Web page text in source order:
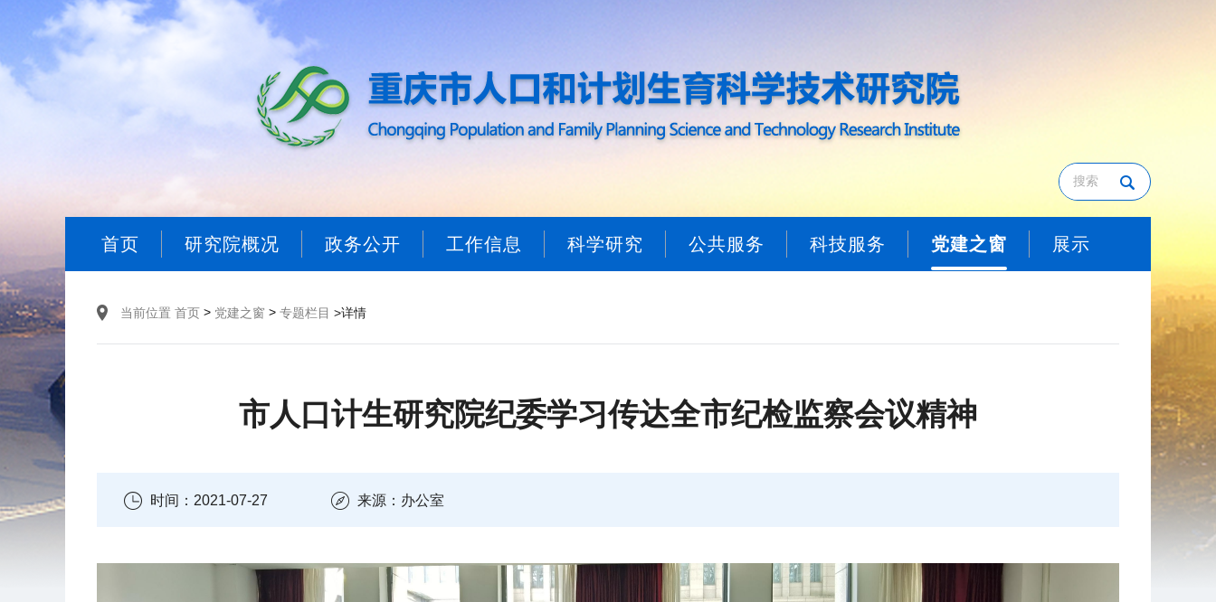
首页 研究院概况 政务公开 工作信息 科学研究 公共服务 科技服务 党建之窗 展示
当前位置 首页 > 党建之窗 > 专题栏目 >详情
市人口计生研究院纪委学习传达全市纪检监察会议精神
时间：2021-07-27 来源：办公室